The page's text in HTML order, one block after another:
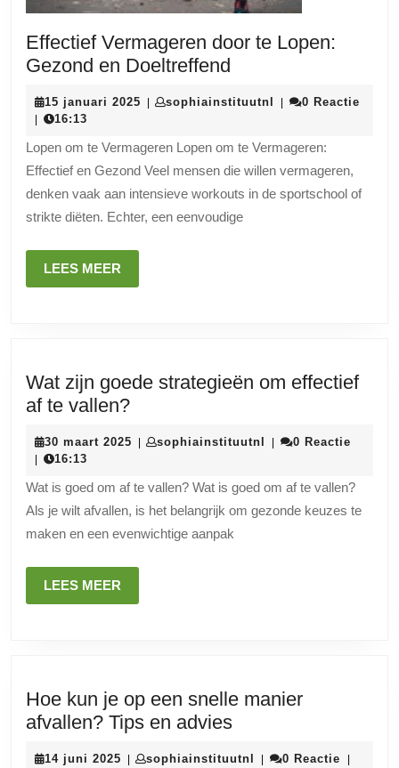
Effectief Vermageren door te Lopen:
Gezond en Doeltreffend
door
Lopen:
Gezond
en
Doeltreffend
15 januari 2025 15| sophiainstituutnl sophiainstituutnl
| 0 Reactie
| 16:13
Lopen om te Vermageren Lopen om te Vermageren:
Effectief en Gezond Veel mensen die willen vermageren,
denken vaak aan intensieve workouts in de sportschool of
strikte diëten. Echter, een eenvoudige
LEES MEER
MEER
Wat zijn goede strategieën om effectief
af te vallen?Wat
goede
om
effectief
af
te
30 maart 2025 30| sophiainstituutnl sophiainstituutnl
| 0 Reactie
| 16:13
Wat is goed om af te vallen? Wat is goed om af te vallen?
Als je wilt afvallen, is het belangrijk om gezonde keuzes te
maken en een evenwichtige aanpak
LEES MEER
MEER
Hoe kun je op een snelle manier
afvallen? Tips en adviesHoe
14 juni 2025 14| sophiainstituutnl sophiainstituutnl
| 0 Reactie |